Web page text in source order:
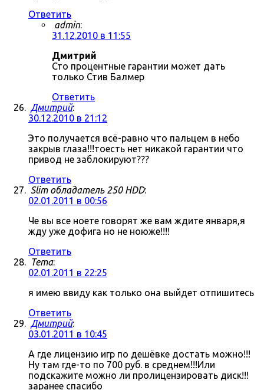
Ответить
admin:
31.12.2010 в 11:55
Дмитрий
Сто процентные гарантии может дать
только Стив Балмер
Ответить
Дмитрий:
30.12.2010 в 21:12
Это получается всё-равно что пальцем в небо
закрыв глаза!!!тоесть нет никакой гарантии что
привод не заблокируют???
Ответить
Slim обладатель 250 HDD:
02.01.2011 в 00:56
Че вы все ноете говорят же вам ждите января,я
жду уже дофига но не ноюже!!!!
Ответить
Tema:
02.01.2011 в 22:25
я имею ввиду как только она выйдет отпишитесь
Ответить
Дмитрий:
03.01.2011 в 10:45
А где лицензию игр по дешёвке достать можно!!!
Ну там где-то по 700 руб. в среднем!!!Или
подскажите можно ли пролицензировать диск!!!
заранее спасибо